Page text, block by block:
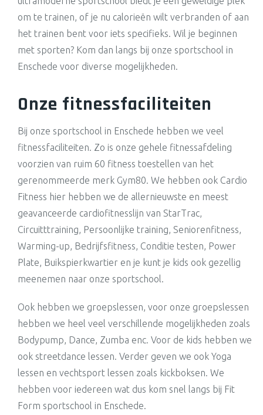
om te trainen, of je nu calorieën wilt verbranden of aan
het trainen bent voor iets specifieks. Wil je beginnen
met sporten? Kom dan langs bij onze sportschool in
Enschede voor diverse mogelijkheden.
Onze fitnessfaciliteiten
Bij onze sportschool in Enschede hebben we veel
fitnessfaciliteiten. Zo is onze gehele fitnessafdeling
voorzien van ruim 60 fitness toestellen van het
gerenommeerde merk Gym80. We hebben ook Cardio
Fitness hier hebben we de allernieuwste en meest
geavanceerde cardiofitnesslijn van StarTrac,
Circuitttraining, Persoonlijke training, Seniorenfitness,
Warming-up, Bedrijfsfitness, Conditie testen, Power
Plate, Buikspierkwartier en je kunt je kids ook gezellig
meenemen naar onze sportschool.
Ook hebben we groepslessen, voor onze groepslessen
hebben we heel veel verschillende mogelijkheden zoals
Bodypump, Dance, Zumba enc. Voor de kids hebben we
ook streetdance lessen. Verder geven we ook Yoga
lessen en vechtsport lessen zoals kickboksen. We
hebben voor iedereen wat dus kom snel langs bij Fit
Form sportschool in Enschede.